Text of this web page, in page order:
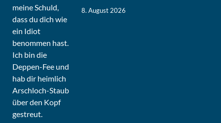
8. August 2026